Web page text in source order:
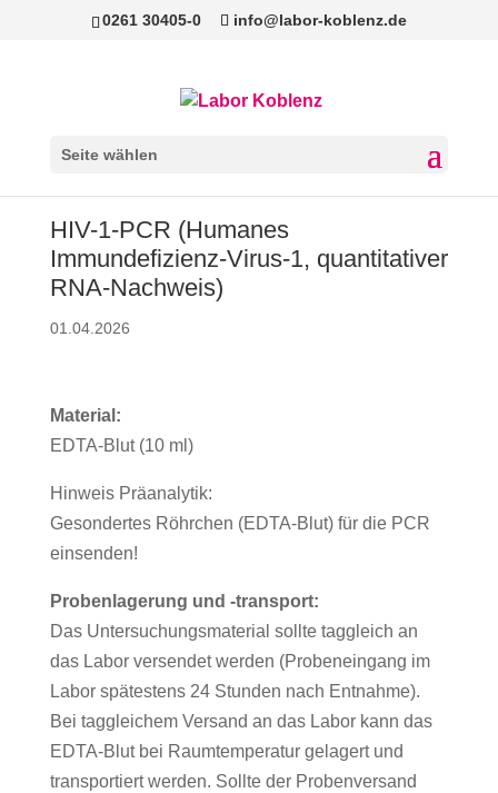
0261 30405-0 info@labor-koblenz.de
Seite wählen
HIV-1-PCR (Humanes
Immundefizienz-Virus-1, quantitativer
RNA-Nachweis)
01.04.2026
Material:
EDTA-Blut (10 ml)
Hinweis Präanalytik:
Gesondertes Röhrchen (EDTA-Blut) für die PCR
einsenden!
Probenlagerung und -transport:
Das Untersuchungsmaterial sollte taggleich an
das Labor versendet werden (Probeneingang im
Labor spätestens 24 Stunden nach Entnahme).
Bei taggleichem Versand an das Labor kann das
EDTA-Blut bei Raumtemperatur gelagert und
transportiert werden. Sollte der Probenversand